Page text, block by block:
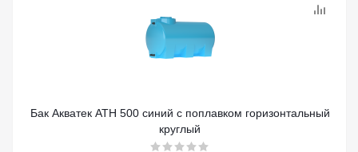
Бак Акватек ATH 500 синий с поплавком горизонтальный
круглый